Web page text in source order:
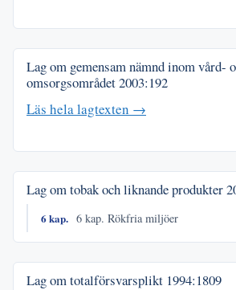
Lag om gemensam nämnd inom vård-
omsorgsområdet2003:192
Läs hela lagtexten →
Lag om tobak och liknande produkter
6 kap. 6 kap. Rökfria miljöer
Lag om totalförsvarsplikt 1994:1809